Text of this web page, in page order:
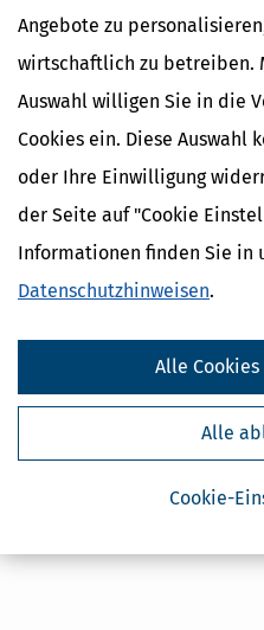
Angebote zu
wirtschaftlich zu betreiben.
Auswahl willigen Sie in die
Cookies ein. Diese Auswahl
oder Ihre Einwilligung
der Seite auf "Cookie
Informationen finden Sie in
Datenschutzhinweisen.
Cookie-
Alle
Alle